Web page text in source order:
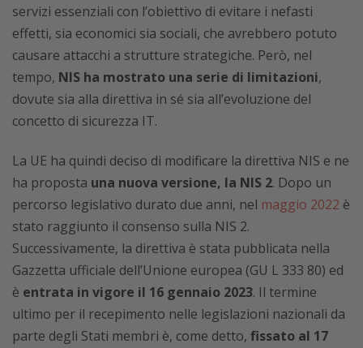
servizi essenziali con l’obiettivo di evitare i nefasti
effetti, sia economici sia sociali, che avrebbero potuto
causare attacchi a strutture strategiche. Però, nel
tempo, NIS ha mostrato una serie di limitazioni,
dovute sia alla direttiva in sé sia all’evoluzione del
concetto di sicurezza IT.
La UE ha quindi deciso di modificare la direttiva NIS e ne
ha proposta una nuova versione, la NIS 2. Dopo un
percorso legislativo durato due anni, nel maggio 2022 è
stato raggiunto il consenso sulla NIS 2.
Successivamente, la direttiva è stata pubblicata nella
Gazzetta ufficiale dell’Unione europea (GU L 333 80) ed
è entrata in vigore il 16 gennaio 2023. Il termine
ultimo per il recepimento nelle legislazioni nazionali da
parte degli Stati membri è, come detto, fissato al 17